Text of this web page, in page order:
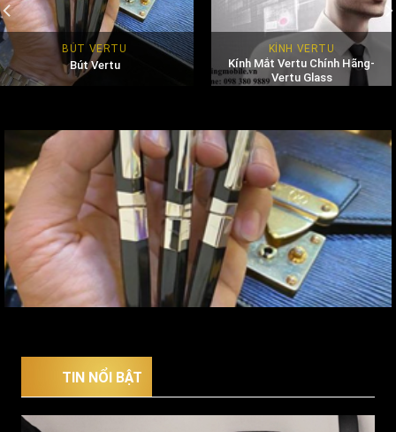
KÍNH VERTU
Kính Mắt Vertu Chính Hãng-
Vertu Glass
BÚT VERTU
Bút Vertu
TIN NỔI BẬT